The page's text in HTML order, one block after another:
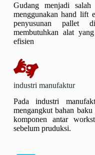
Gudang menjadi
menggunakan hand lift
penyusunan pallet
membutuhkan alat
efisien
industri manufaktur
Pada industri
mengangkut bahan
komponen antar
sebelum pruduksi.